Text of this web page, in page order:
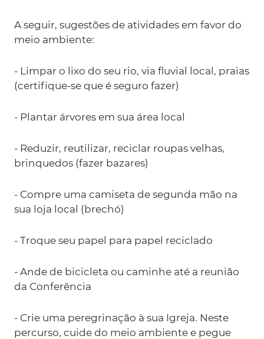
A seguir, sugestões de atividades em favor do
meio ambiente:
- Limpar o lixo do seu rio, via fluvial local, praias
(certifique-se que é seguro fazer)
- Plantar árvores em sua área local
- Reduzir, reutilizar, reciclar roupas velhas,
brinquedos (fazer bazares)
- Compre uma camiseta de segunda mão na
sua loja local (brechó)
- Troque seu papel para papel reciclado
- Ande de bicicleta ou caminhe até a reunião
da Conferência
- Crie uma peregrinação à sua Igreja. Neste
percurso, cuide do meio ambiente e pegue